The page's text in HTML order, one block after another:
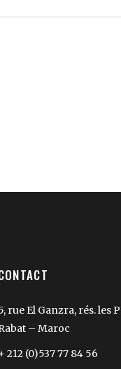
rue El Ganzra, rés. les
– Maroc
212 (0)537 77 84 56